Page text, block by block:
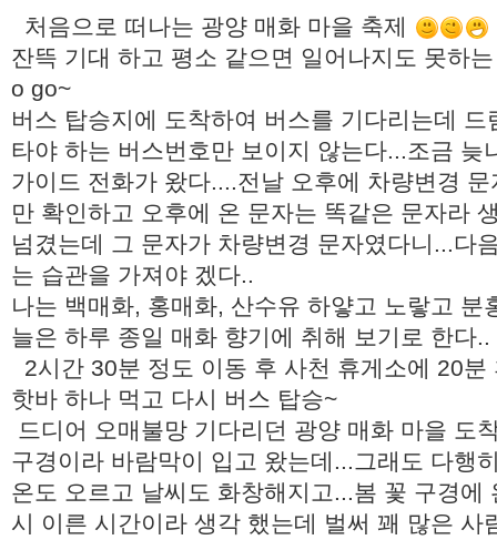
처음으로 떠나는 광양 매화 마을 축제
잔뜩 기대 하고 평소 같으면 일어나지도 못하
o go~
버스 탑승지에 도착하여 버스를 기다리는데
타야 하는 버스번호만 보이지 않는다...조금 늦
가이드 전화가 왔다....전날 오후에 차량변경
만 확인하고 오후에 온 문자는 똑같은 문자라
넘겼는데 그 문자가 차량변경 문자였다니...다
는 습관을 가져야 겠다..
나는 백매화, 홍매화, 산수유 하얗고 노랗고
늘은 하루 종일 매화 향기에 취해 보기로 한다..
2시간 30분 정도 이동 후 사천 휴게소에 20
핫바 하나 먹고 다시 버스 탑승~
드디어 오매불망 기다리던 광양 매화 마을 도
구경이라 바람막이 입고 왔는데...그래도 다행
온도 오르고 날씨도 화창해지고...봄 꽃 구경
시 이른 시간이라 생각 했는데 벌써 꽤 많은 사